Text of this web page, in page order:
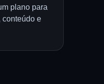
plano para
conteúdo e